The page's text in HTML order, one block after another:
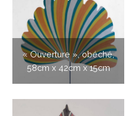
« Ouverture », obéché,
58cm x 42cm x 15cm